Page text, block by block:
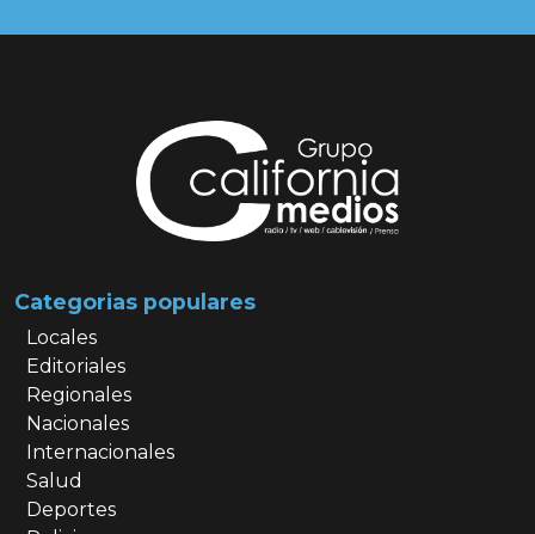
Categorias populares
Locales
Editoriales
Regionales
Nacionales
Internacionales
Salud
Deportes